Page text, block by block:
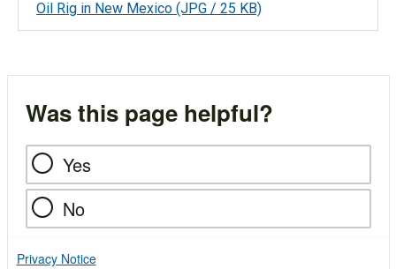
Oil Rig in New Mexico (JPG / 25 KB)
Was this page helpful?
Yes
No
Privacy Notice